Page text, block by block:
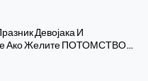
Девојака И
Ако Желите ПОТОМСТВО…